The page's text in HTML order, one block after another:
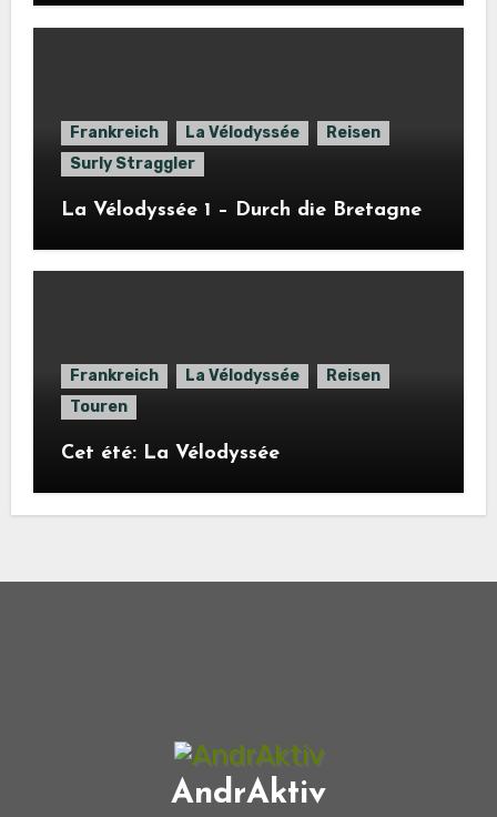
Frankreich La Vélodyssée
Reisen
Surly Straggler
La Vélodyssée 1 – Durch die Bretagne
Frankreich La Vélodyssée
Reisen
Touren
Cet été: La Vélodyssée
AndrAktiv